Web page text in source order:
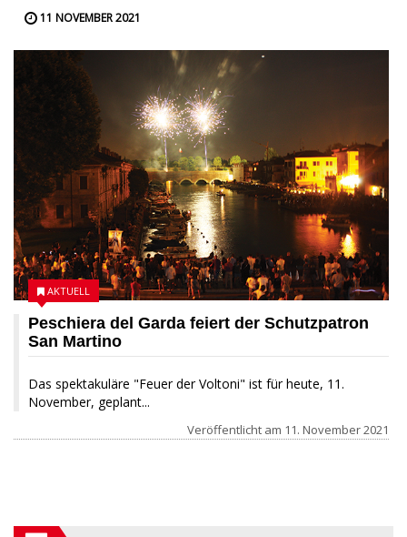
11 NOVEMBER 2021
Peschiera del Garda feiert der Schutzpatron
San Martino
Das spektakuläre "Feuer der Voltoni" ist für heute, 11.
November, geplant...
AKTUELL
Veröffentlicht am 11. November 2021